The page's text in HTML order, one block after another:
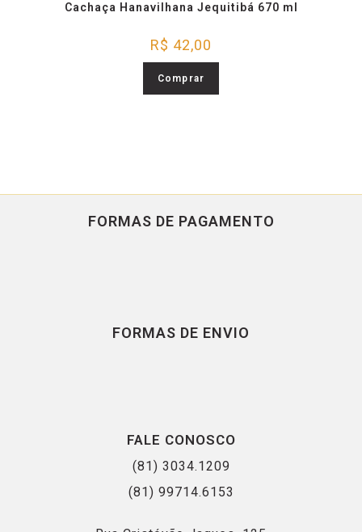
Cachaça Hanavilhana Jequitibá 670 ml
R$ 42,00
Comprar
FORMAS DE PAGAMENTO
FORMAS DE ENVIO
FALE CONOSCO
(81) 3034.1209
(81) 99714.6153